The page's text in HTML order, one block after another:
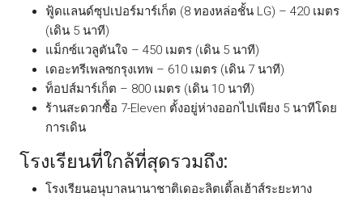
ฟู้ดแลนด์ซุปเปอร์มาร์เก็ต (8 ทองหล่อชั้น LG) – 420 เมตร
(เดิน 5 นาที)
แม็กซ์แวลูตันใจ – 450 เมตร (เดิน 5 นาที)
เดอะทรีเพลซกรุงเทพ – 610 เมตร (เดิน 7 นาที)
ท็อปส์มาร์เก็ต – 800 เมตร (เดิน 10 นาที)
ร้านสะดวกซื้อ 7-Eleven ตั้งอยู่ห่างออกไปเพียง 5 นาทีโดย
การเดิน
โรงเรียนที่ใกล้ที่สุดรวมถึง:
โรงเรียนอนุบาลนานาชาติเดอะลิตเติ้ลเฮ้าส์ระยะทาง